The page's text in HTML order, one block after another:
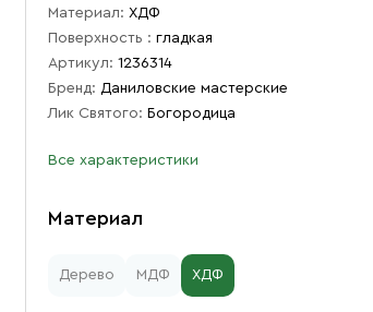
Материал: ХДФ
Поверхность : гладкая
Артикул: 1236314
Бренд: Даниловские мастерские
Лик Святого: Богородица
Все характеристики
Материал
Дерево МДФ ХДФ